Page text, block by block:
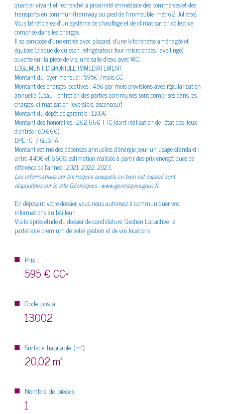
Plus d'informations sur
le quartier
Bilan
énergétique
quartier vivant et recherché, à proximité immédiate des commerces et des
transports en commun (tramway au pied de l’immeuble, métro 2 Joliette).
Vous bénéficierez d'un système de chauffage et de climatisation collective
comprise dans les charges.
Il se compose d’une entrée avec placard, d’une kitchenette aménagée et
équipée (plaque de cuisson, réfrigérateur, four, micro-ondes, lave-linge)
ouverte sur la pièce de vie, une salle d'eau avec WC.
LOGEMENT DISPONIBLE IMMEDIATEMENT
Montant du loyer mensuel : 595€ /mois CC
Montant des charges locatives : 45€ par mois provisions avec régularisation
annuelle. (L'eau, l'entretien des parties communes sont comprises dans les
charges, climatisation reversible, ascenseur)
Montant du dépôt de garantie : 1100€
Montant des honoraires : 262.66€ TTC (dont réalisation de l’état des lieux
d’entrée : 60.66€)
DPE : C / GES : A
Montant estimé des dépenses annuelles d'énergie pour un usage standard :
entre 440€ et 660€, estimation réalisée à partir des prix énergétiques de
référence de l'année : 2021, 2022, 2023.
Les informations sur les risques auxquels ce bien est exposé sont
disponibles sur le site Géorisques : www.georisques.gouv.fr.
En déposant votre dossier, vous nous autorisez à communiquer vos
informations au bailleur.
Visite après étude du dossier de candidature, Gestion Loc active, le
partenaire premium de votre gestion et de vos locations.
Prix
595 €CC*
Code postal
13002
Surface habitable (m²)
20,02 m²
Nombre de pièces
1